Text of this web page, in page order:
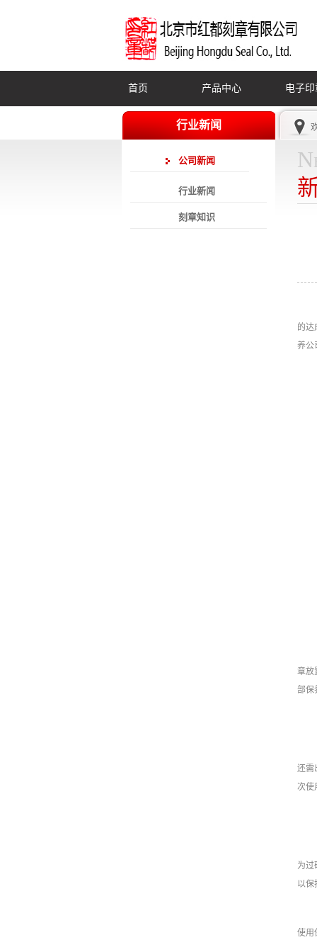
首页 产品中心 电子印
行业新闻
公司新闻
行业新闻
刻章知识
的
养公
章放
部保
还需
次使
为过
以保
使用